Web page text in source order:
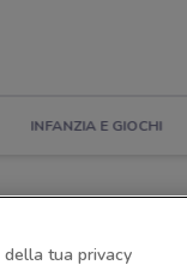
INFANZIA E GIOCHI
di apertura e
di Latina Negozi
della tua privacy